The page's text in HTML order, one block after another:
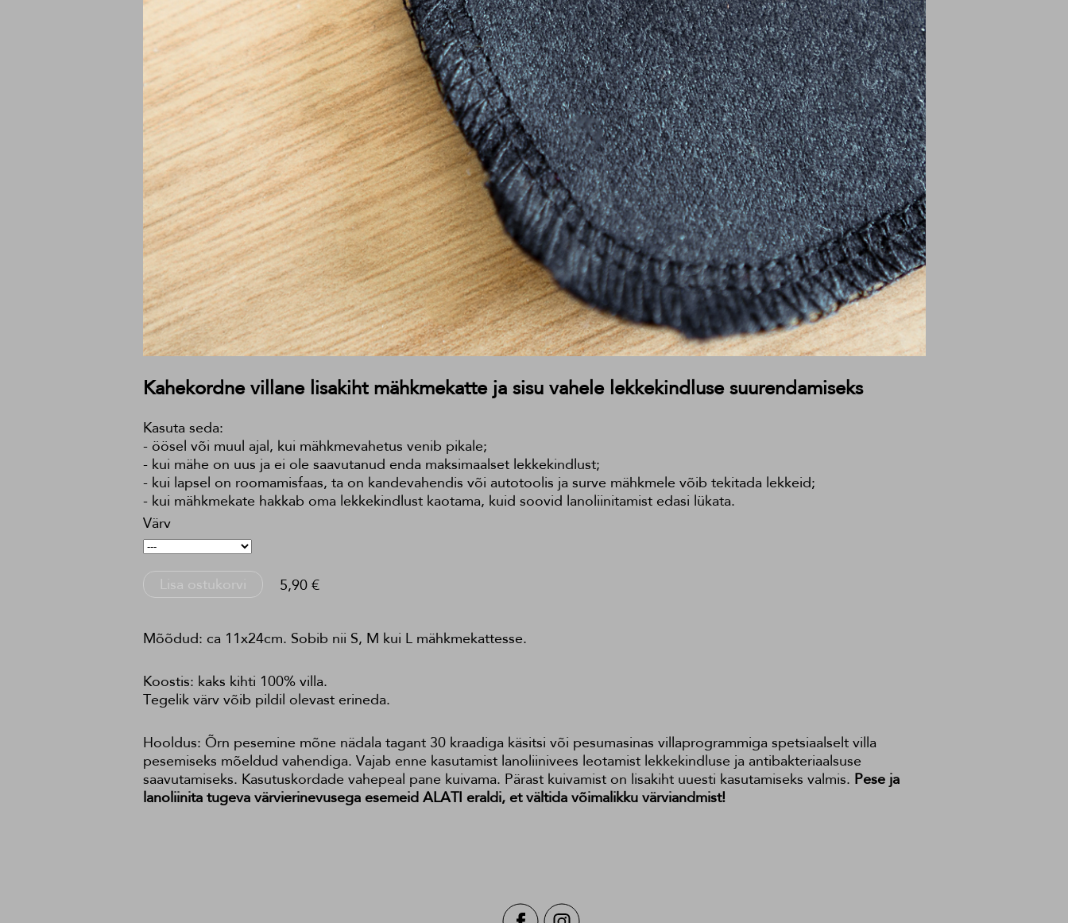
Kahekordne villane lisakiht mähkmekatte ja sisu vahele lekkekindluse suurendamiseks
Kasuta seda:
- öösel või muul ajal, kui mähkmevahetus venib pikale;
- kui mähe on uus ja ei ole saavutanud enda maksimaalset lekkekindlust;
- kui lapsel on roomamisfaas, ta on kandevahendis või autotoolis ja surve mähkmele võib tekitada lekkeid;
- kui mähkmekate hakkab oma lekkekindlust kaotama, kuid soovid lanoliinitamist edasi lükata.
Värv
Lisa ostukorvi 5,90 €
Mõõdud: ca 11x24cm. Sobib nii S, M kui L mähkmekattesse.
Koostis: kaks kihti 100% villa.
Tegelik värv võib pildil olevast erineda.
Hooldus: Õrn pesemine mõne nädala tagant 30 kraadiga käsitsi või pesumasinas villaprogrammiga spetsiaalselt villa
pesemiseks mõeldud vahendiga. Vajab enne kasutamist lanoliinivees leotamist lekkekindluse ja antibakteriaalsuse
saavutamiseks. Kasutuskordade vahepeal pane kuivama. Pärast kuivamist on lisakiht uuesti kasutamiseks valmis. Pese ja
lanoliinita tugeva värvierinevusega esemeid ALATI eraldi, et vältida võimalikku värviandmist!